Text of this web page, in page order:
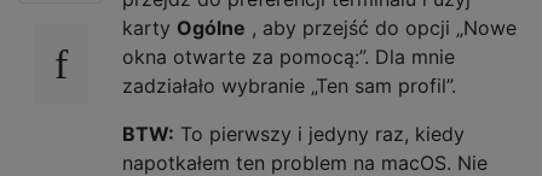
karty Ogólne , aby przejść do opcji „Nowe
okna otwarte za pomocą:”. Dla mnie
zadziałało wybranie „Ten sam profil”.
BTW: To pierwszy i jedyny raz, kiedy
napotkałem ten problem na macOS. Nie